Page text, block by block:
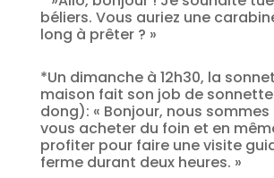
béliers. Vous auriez une
long à prêter ? »
*Un dimanche à 12h30, la
maison fait son job de
dong): « Bonjour, nous
vous acheter du foin et en
profiter pour faire une visite
ferme durant deux heures. »